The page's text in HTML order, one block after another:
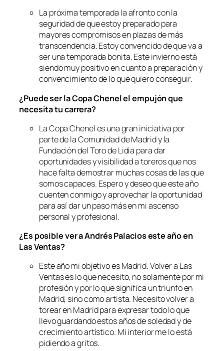
La próxima temporada la afronto con la
seguridad de que estoy preparado para
mayores compromisos en plazas de más
transcendencia. Estoy convencido de que va a
ser una temporada bonita. Este invierno está
siendo muy positivo en cuanto a preparación y
convencimiento de lo que quiero conseguir.
¿Puede ser la Copa Chenel el empujón que
necesita tu carrera?
La Copa Chenel es una gran iniciativa por
parte de la Comunidad de Madrid y la
Fundación del Toro de Lidia para dar
oportunidades y visibilidad a toreros que nos
hace falta demostrar muchas cosas de las que
somos capaces. Espero y deseo que este año
cuenten conmigo y aprovechar la oportunidad
para así dar un paso más en mi ascenso
personal y profesional.
¿Es posible ver a Andrés Palacios este año en
Las Ventas?
Este año mi objetivo es Madrid. Volver a Las
Ventas es lo que necesito, no solamente por mi
profesión y por lo que significa un triunfo en
Madrid, sino como artista. Necesito volver a
torear en Madrid para expresar todo lo que
llevo guardando estos años de soledad y de
crecimiento artístico. Mi interior me lo está
pidiendo a gritos.